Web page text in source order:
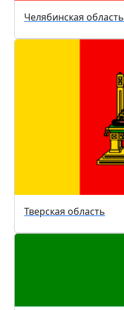
Челябинская область
Тверская область